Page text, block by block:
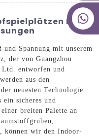
In
Spannung mit unserem
der von Guangzhou
Ltd. entworfen und
aus den
neuesten Technologie
sicheres und
breiten Palette an
können wir den Indoor-